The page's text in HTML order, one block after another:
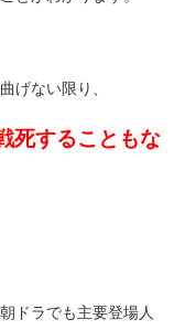
げない限り、
死することもな
ドラでも主要登場人